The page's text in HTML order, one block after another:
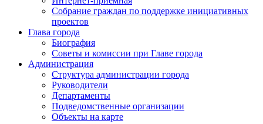
Собрание граждан по поддержке инициативных
проектов
Глава города
Биография
Советы и комиссии при Главе города
Администрация
Структура администрации города
Руководители
Департаменты
Подведомственные организации
Объекты на карте